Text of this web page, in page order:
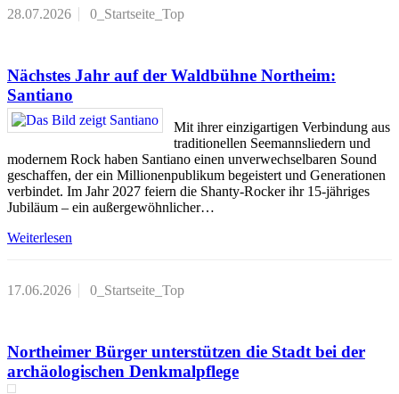
28.07.2026 0_Startseite_Top
Nächstes Jahr auf der Waldbühne Northeim:
Santiano
Mit ihrer einzigartigen Verbindung aus
traditionellen Seemannsliedern und
modernem Rock haben Santiano einen unverwechselbaren Sound
geschaffen, der ein Millionenpublikum begeistert und Generationen
verbindet. Im Jahr 2027 feiern die Shanty-Rocker ihr 15-jähriges
Jubiläum – ein außergewöhnlicher…
Weiterlesen
17.06.2026 0_Startseite_Top
Northeimer Bürger unterstützen die Stadt bei der
archäologischen Denkmalpflege